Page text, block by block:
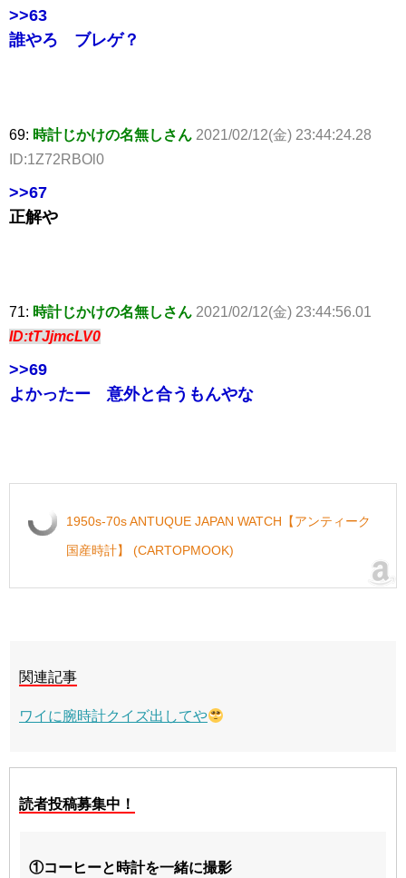
>>63
誰やろ ブレゲ？
69: 時計じかけの名無しさん 2021/02/12(金) 23:44:24.28
ID:1Z72RBOl0
>>67
正解や
71: 時計じかけの名無しさん 2021/02/12(金) 23:44:56.01
ID:tTJjmcLV0
>>69
よかったー 意外と合うもんやな
1950s-70s ANTUQUE JAPAN WATCH【アンティーク
国産時計】 (CARTOPMOOK)
関連記事
ワイに腕時計クイズ出してや
読者投稿募集中！
①コーヒーと時計を一緒に撮影